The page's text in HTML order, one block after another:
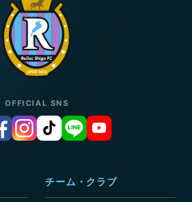
OFFICIAL SNS
チーム・クラブ